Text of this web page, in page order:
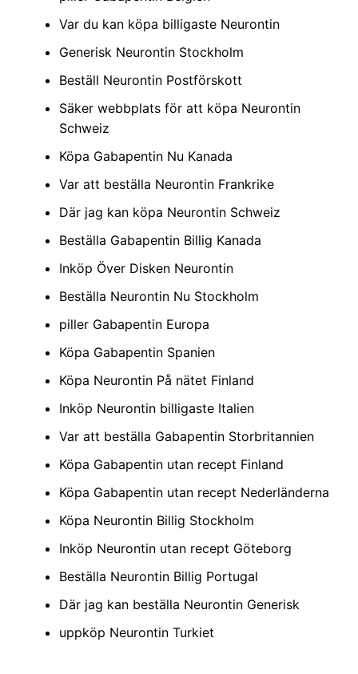
Var du kan köpa billigaste Neurontin
Generisk Neurontin Stockholm
Beställ Neurontin Postförskott
Säker webbplats för att köpa Neurontin
Schweiz
Köpa Gabapentin Nu Kanada
Var att beställa Neurontin Frankrike
Där jag kan köpa Neurontin Schweiz
Beställa Gabapentin Billig Kanada
Inköp Över Disken Neurontin
Beställa Neurontin Nu Stockholm
piller Gabapentin Europa
Köpa Gabapentin Spanien
Köpa Neurontin På nätet Finland
Inköp Neurontin billigaste Italien
Var att beställa Gabapentin Storbritannien
Köpa Gabapentin utan recept Finland
Köpa Gabapentin utan recept Nederländerna
Köpa Neurontin Billig Stockholm
Inköp Neurontin utan recept Göteborg
Beställa Neurontin Billig Portugal
Där jag kan beställa Neurontin Generisk
uppköp Neurontin Turkiet